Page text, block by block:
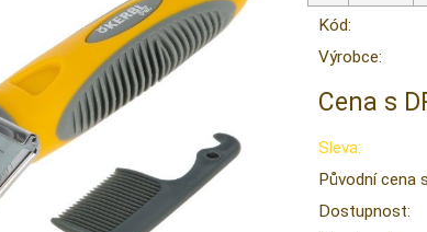
Kód:
Výrobce:
Cena s
Sleva:
Původní cena
Dostupnost: